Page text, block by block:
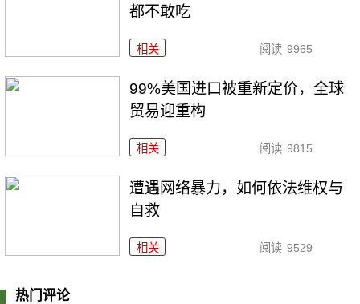
都不敢吃
相关 阅读 9965
99%美国进口被重新定价，全球
贸易迎重构
相关 阅读 9815
遭遇网络暴力，如何依法维权与
自救
相关 阅读 9529
热门评论